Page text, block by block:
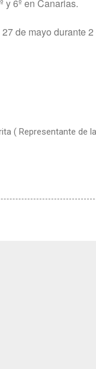
y 6º en Canarias.
de mayo durante
( Representante de